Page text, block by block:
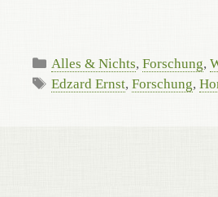
Kategorien
Alles & Nichts,Forschung,
Schlagwörter
Edzard Ernst,Forschung,